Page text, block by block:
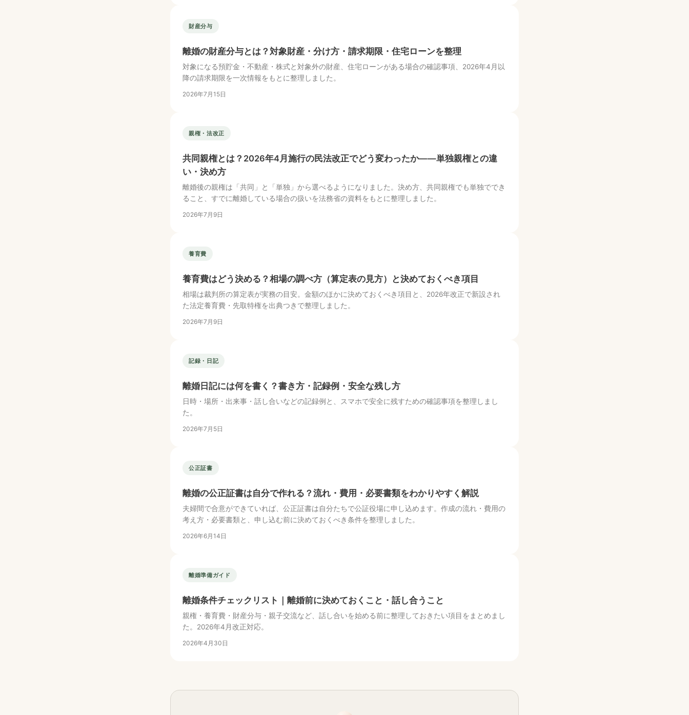
財産分与
離婚の財産分与とは？対象財産・分け方・請求期限・住宅ローンを整理
対象になる預貯金・不動産・株式と対象外の財産、住宅ローンがある場合の確認事項、2026年4月以
降の請求期限を一次情報をもとに整理しました。
2026年7月15日
親権・法改正
共同親権とは？2026年4月施行の民法改正でどう変わったか——単独親権との違
い・決め方
離婚後の親権は「共同」と「単独」から選べるようになりました。決め方、共同親権でも単独ででき
ること、すでに離婚している場合の扱いを法務省の資料をもとに整理しました。
2026年7月9日
養育費
養育費はどう決める？相場の調べ方（算定表の見方）と決めておくべき項目
相場は裁判所の算定表が実務の目安。金額のほかに決めておくべき項目と、2026年改正で新設され
た法定養育費・先取特権を出典つきで整理しました。
2026年7月9日
記録・日記
離婚日記には何を書く？書き方・記録例・安全な残し方
日時・場所・出来事・話し合いなどの記録例と、スマホで安全に残すための確認事項を整理しまし
た。
2026年7月5日
公正証書
離婚の公正証書は自分で作れる？流れ・費用・必要書類をわかりやすく解説
夫婦間で合意ができていれば、公正証書は自分たちで公証役場に申し込めます。作成の流れ・費用の
考え方・必要書類と、申し込む前に決めておくべき条件を整理しました。
2026年6月14日
離婚準備ガイド
離婚条件チェックリスト｜離婚前に決めておくこと・話し合うこと
親権・養育費・財産分与・親子交流など、話し合いを始める前に整理しておきたい項目をまとめまし
た。2026年4月改正対応。
2026年4月30日